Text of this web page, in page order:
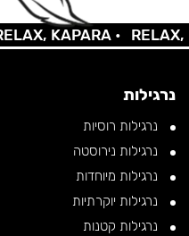
KAPARA • RELAX,
נרגילות
נרגילות רוסיות
נרגילות נירוסטה
נרגילות מיוחדות
נרגילות יוקרתיות
נרגילות קטנות